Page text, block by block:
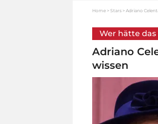
Home Stars Adriano
Wer hätte
Adriano
wissen